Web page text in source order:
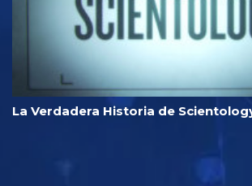
La Verdadera Historia de